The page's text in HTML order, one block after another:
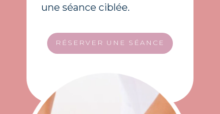
une séance ciblée.
RÉSERVER UNE SÉANCE